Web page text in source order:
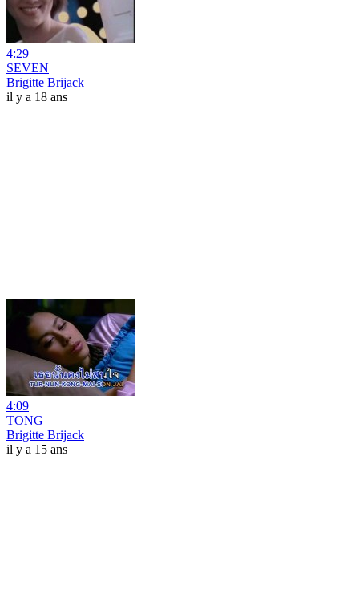
4:29
SEVEN
Brigitte Brijack
il y a 18 ans
4:09
TONG
Brigitte Brijack
il y a 15 ans